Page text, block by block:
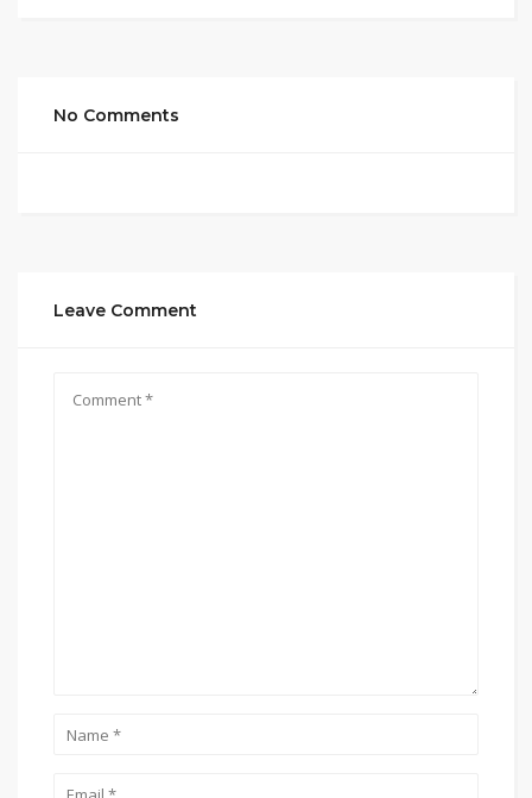
No Comments
Leave Comment